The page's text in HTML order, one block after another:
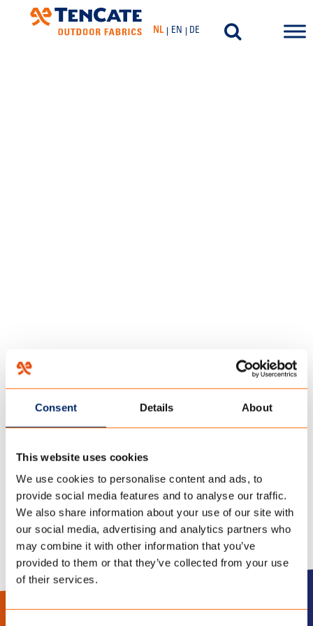
Consent Details About
This website uses cookies
We use cookies to personalise content and ads, to
provide social media features and to analyse our traffic.
We also share information about your use of our site with
our social media, advertising and analytics partners who
may combine it with other information that you’ve
provided to them or that they’ve collected from your use
of their services.
NL EN DE
20 januari 2023
DE WAARD TARP